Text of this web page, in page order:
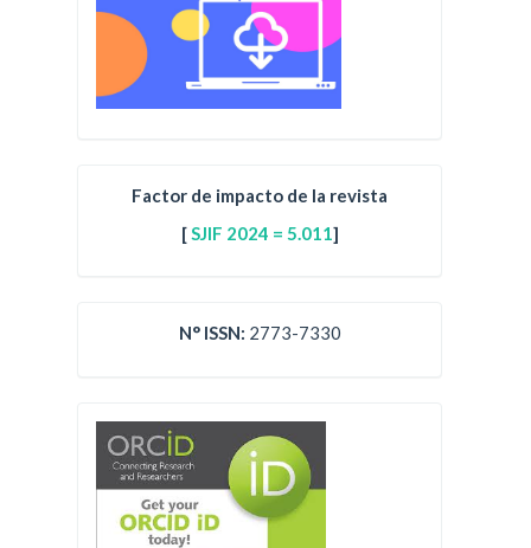
Factor de impacto de la revista
[SJIF 2024 = 5.011]
N° ISSN: 2773-7330